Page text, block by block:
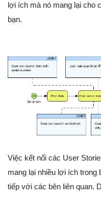
lợi ích mà nó mang lại cho
bạn.
Việc kết nối các User
mang lại nhiều lợi ích trong
tiếp với các bên liên quan.